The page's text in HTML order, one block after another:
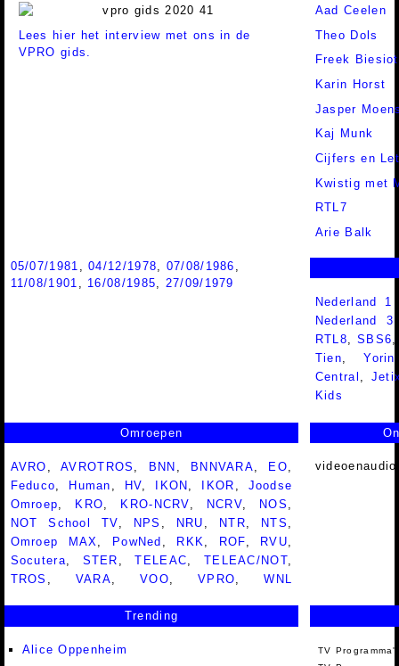
Lees hier het interview met ons in de
VPRO gids.
Aad Ceelen
Theo Dols
Freek Biesiot
Karin Horst
Jasper
Kaj Munk
Cijfers en
Kwistig met
RTL7
Arie Balk
05/07/1981 ,04/12/1978 07/08/1986
11/08/1901
16/08/1985
27/09/1979
Nederland
Nederland
RTL8,SBS6
Tien,Yorin
Central ,
Kids
Omroepen
AVRO ,AVROTROS BNN BNNVARA EO
Feduco
Human HV IKON IKOR
Joodse
Omroep
KRO KRO-NCRV NCRV NOS
NOT School TV
NPS NRU NTR NTS
Omroep MAX
PowNed RKK ROF RVU
Socutera
STER ,TELEAC TELEAC/NOT
TROS
VARA ,VOO ,VPRO ,WNL
Trending
Alice Oppenheim
TV